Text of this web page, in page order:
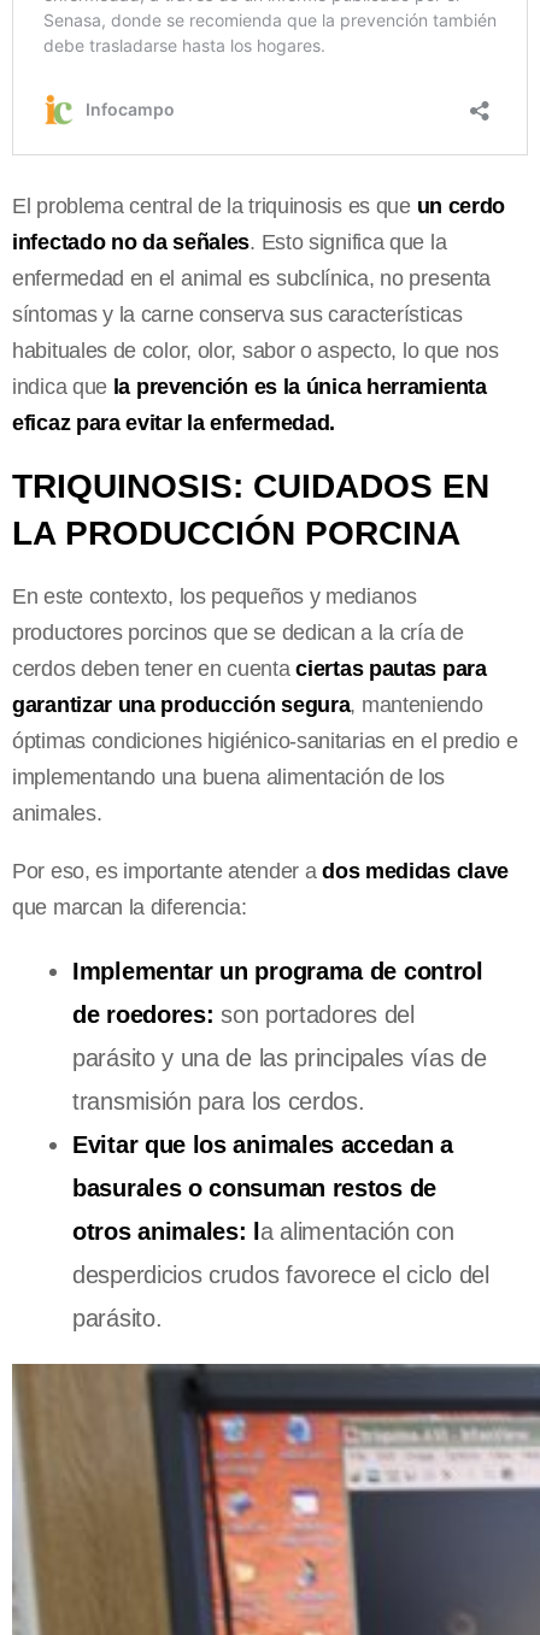
El problema central de la triquinosis es que un cerdo
infectado no da señales. Esto significa que la
enfermedad en el animal es subclínica, no presenta
síntomas y la carne conserva sus características
habituales de color, olor, sabor o aspecto, lo que nos
indica que la prevención es la única herramienta
eficaz para evitar la enfermedad.
TRIQUINOSIS: CUIDADOS EN
LA PRODUCCIÓN PORCINA
En este contexto, los pequeños y medianos
productores porcinos que se dedican a la cría de
cerdos deben tener en cuentaciertas pautas para
garantizar una producción segura, manteniendo
óptimas condiciones higiénico-sanitarias en el predio e
implementando una buena alimentación de los
animales.
Por eso, es importante atender ados medidas clave
que marcan la diferencia:
Implementar un programa de control
de roedores:son portadores del
parásito y una de las principales vías de
transmisión para los cerdos.
Evitar que los animales accedan a
basurales o consuman restos de
otros animales: l a alimentación con
desperdicios crudos favorece el ciclo del
parásito.